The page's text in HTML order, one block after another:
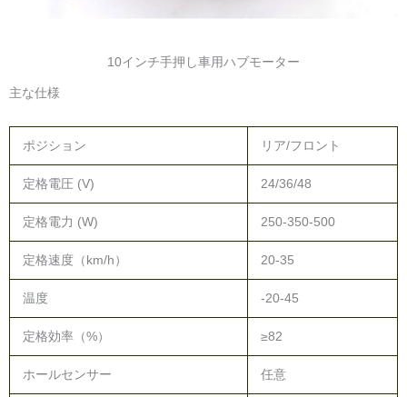
10インチ手押し車用ハブモーター
主な仕様
ポジション リア/フロント
定格電圧 (V) 24/36/48
定格電力 (W) 250-350-500
定格速度（km/h） 20-35
温度 -20-45
定格効率（%） ≥82
ホールセンサー 任意